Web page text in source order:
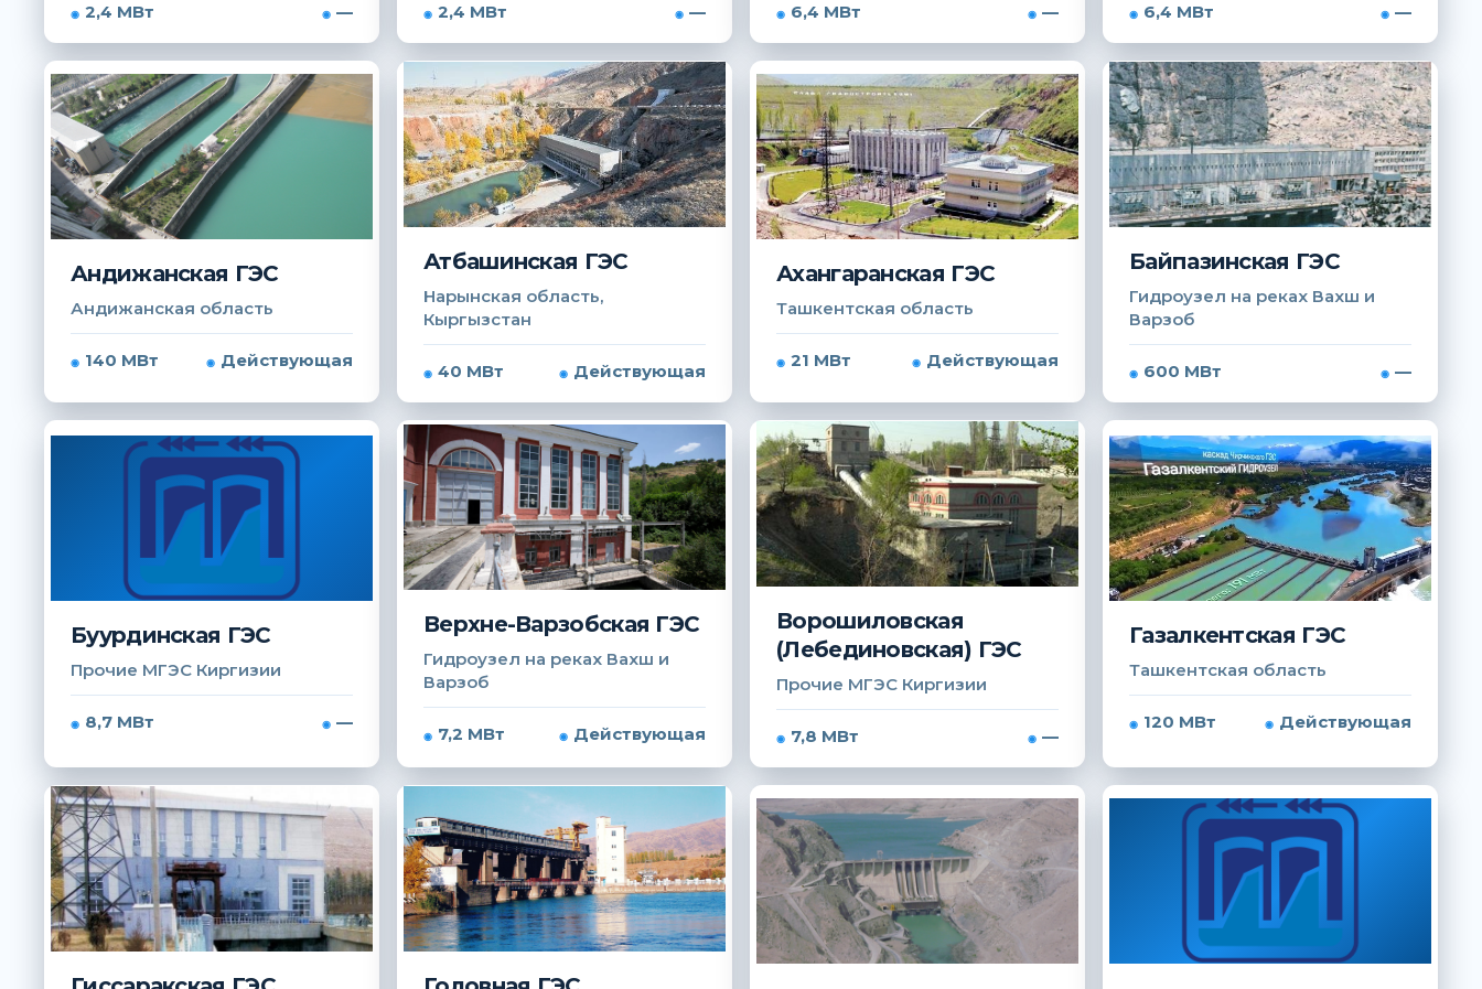
2,4 МВт — 2,4 МВт — 6,4 МВт — 6,4 МВт —
Андижанская ГЭС
Андижанская область
140 МВт Действующая
Атбашинская ГЭС
Нарынская область,
Кыргызстан
40 МВт Действующая
Ахангаранская ГЭС
Ташкентская область
21 МВт Действующая
Байпазинская ГЭС
Гидроузел на реках Вахш и
Варзоб
600 МВт —
Буурдинская ГЭС
Прочие МГЭС Киргизии
8,7 МВт —
Верхне-Варзобская ГЭС
Гидроузел на реках Вахш и
Варзоб
7,2 МВт Действующая
Ворошиловская
(Лебединовская) ГЭС
Прочие МГЭС Киргизии
7,8 МВт —
Газалкентская ГЭС
Ташкентская область
120 МВт Действующая